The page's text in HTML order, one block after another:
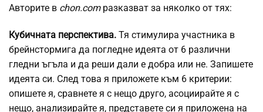
Авторите в chon.com разказват за няколко от тях:
Кубичната перспектива. Тя стимулира участника в
брейнстормига да погледне идеята от 6 различни
гледни ъгъла и да реши дали е добра или не. Запишете
идеята си. След това я приложете към 6 критерии:
опишете я, сравнете я с нещо друго, асоциирайте я с
нещо, анализирайте я, представете си я приложена на